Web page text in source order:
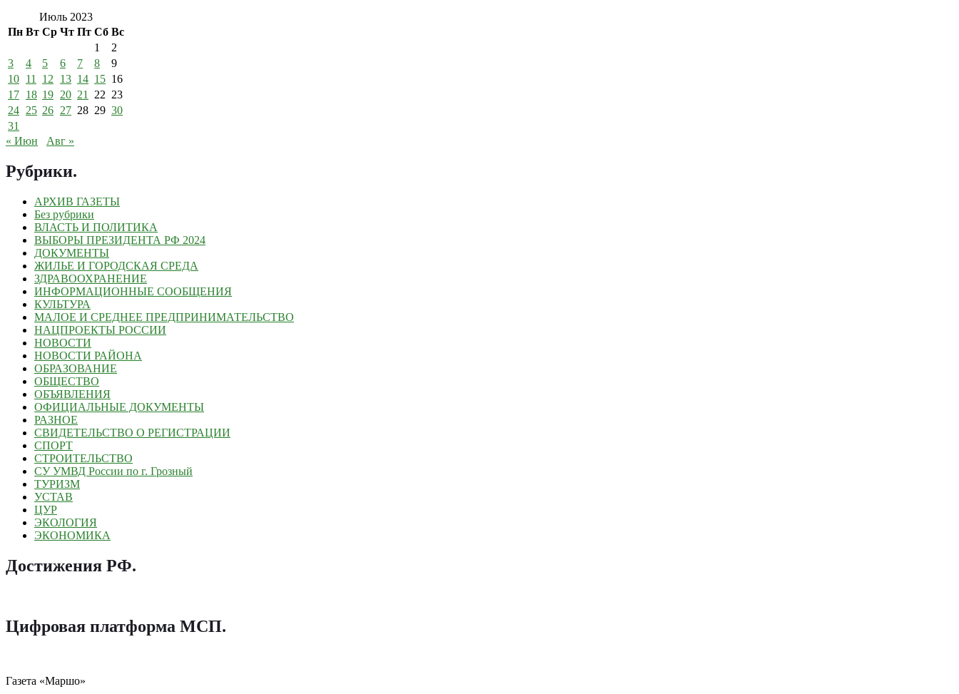
Июль 2023
Пн Вт Ср Чт Пт Сб Вс
1
2
3
4 5 6 7 8
9
10 11 12 13 14 15 16
17 18 19 20 21 22 23
24 25 26 27 28 29 30
31
« Июн
Авг »
Рубрики.
АРХИВ ГАЗЕТЫ
Без рубрики
ВЛАСТЬ И ПОЛИТИКА
ВЫБОРЫ ПРЕЗИДЕНТА РФ 2024
ДОКУМЕНТЫ
ЖИЛЬЕ И ГОРОДСКАЯ СРЕДА
ЗДРАВООХРАНЕНИЕ
ИНФОРМАЦИОННЫЕ СООБЩЕНИЯ
КУЛЬТУРА
МАЛОЕ И СРЕДНЕЕ ПРЕДПРИНИМАТЕЛЬСТВО
НАЦПРОЕКТЫ РОССИИ
НОВОСТИ
НОВОСТИ РАЙОНА
ОБРАЗОВАНИЕ
ОБЩЕСТВО
ОБЪЯВЛЕНИЯ
ОФИЦИАЛЬНЫЕ ДОКУМЕНТЫ
РАЗНОЕ
СВИДЕТЕЛЬСТВО О РЕГИСТРАЦИИ
СПОРТ
СТРОИТЕЛЬСТВО
СУ УМВД России по г. Грозный
ТУРИЗМ
УСТАВ
ЦУР
ЭКОЛОГИЯ
ЭКОНОМИКА
Достижения РФ.
Цифровая платформа МСП.
Газета «Маршо»